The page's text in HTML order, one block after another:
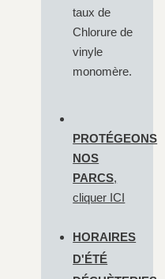
taux de
Chlorure de
vinyle
monomère.
PROTÉGEONS
NOS
PARCS,
cliquer ICI
HORAIRES
D'ÉTÉ